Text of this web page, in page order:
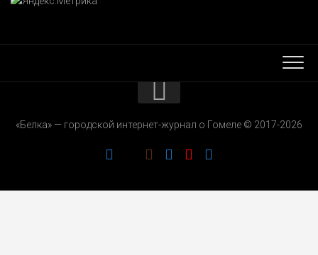
РЕКЛАМОДАТЕЛЯМ
«Белка» — городской интернет-журнал о Гомеле © 2017-2026